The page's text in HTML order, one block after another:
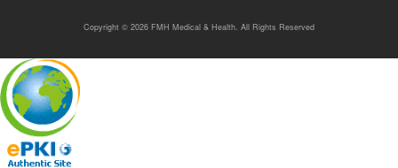
Copyright © 2026 FMH Medical & Health. All Rights Reserved